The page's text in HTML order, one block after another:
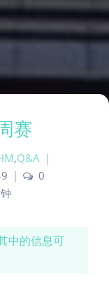
赛
,Q&A |
|
0
中的信息可